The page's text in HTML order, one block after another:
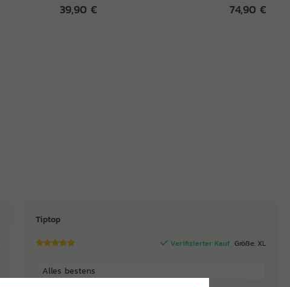
39,90 € 74,90 €
Tiptop
Verifizierter Kauf Größe: XL
Alles bestens